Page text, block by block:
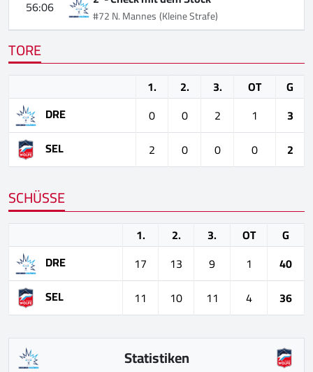
56:06 #72 N. Mannes(Kleine Strafe)
TORE
1. 2. 3. OT
G
DRE
0 0 2 1
3
SEL
2 0 0 0 2
SCHÜSSE
1. 2. 3. OT
G
DRE
17 13 9 1
40
SEL
11 10 11 4 36
Statistiken